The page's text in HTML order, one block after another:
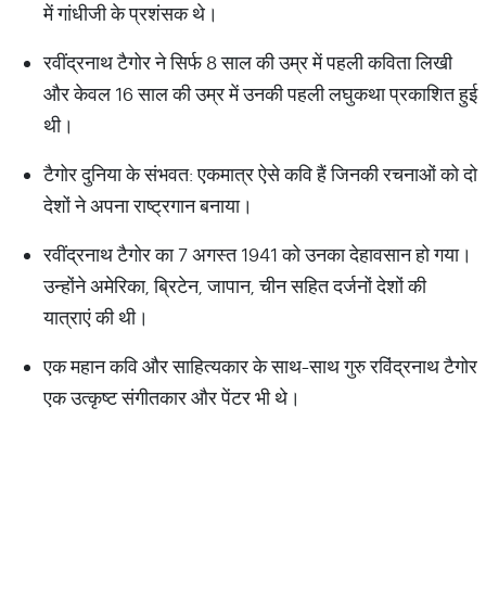
में गांधीजी के प्रशंसक थे।
रवींद्रनाथ टैगोर ने सिर्फ 8 साल की उम्र में पहली कविता लिखी
और केवल 16 साल की उम्र में उनकी पहली लघुकथा प्रकाशित हुई
थी।
टैगोर दुनिया के संभवत: एकमात्र ऐसे कवि हैं जिनकी रचनाओं को दो
देशों ने अपना राष्ट्रगान बनाया।
रवींद्रनाथ टैगोर का 7 अगस्त 1941 को उनका देहावसान हो गया।
उन्होंने अमेरिका, ब्रिटेन, जापान, चीन सहित दर्जनों देशों की
यात्राएं की थी।
एक महान कवि और साहित्यकार के साथ-साथ गुरु रविंद्रनाथ टैगोर
एक उत्कृष्ट संगीतकार और पेंटर भी थे।